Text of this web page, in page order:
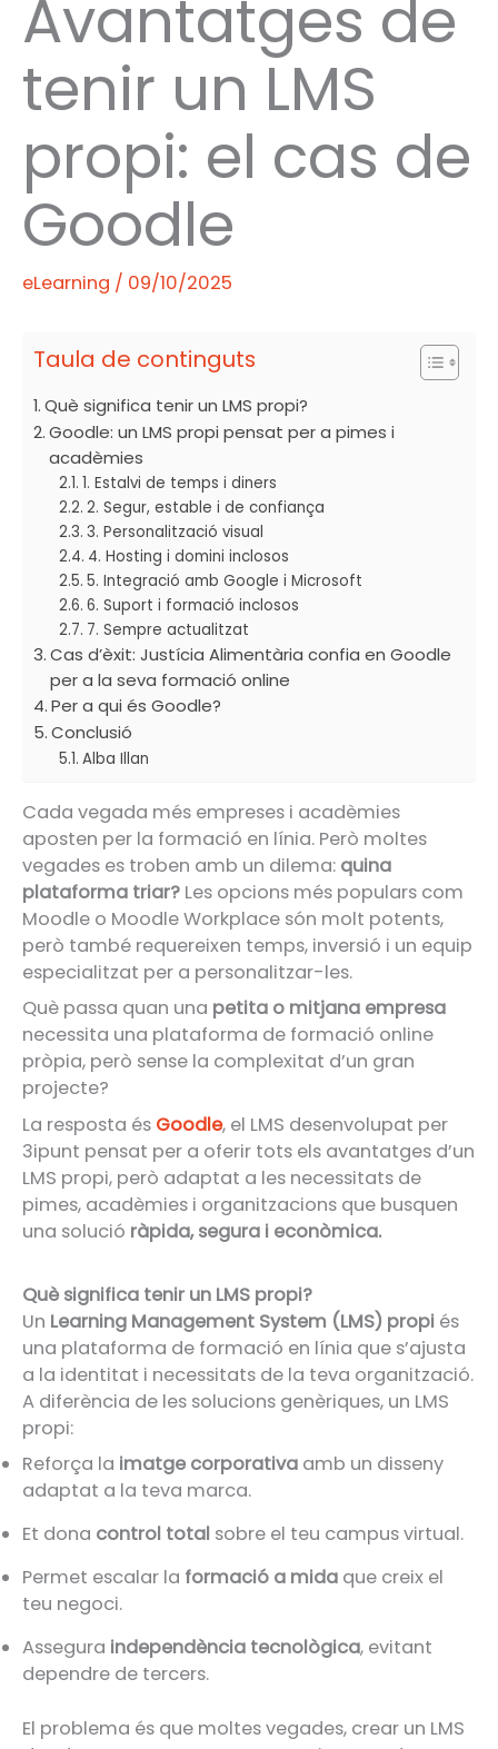
Avantatges de
tenir un LMS
propi: el cas de
Goodle
eLearning / 09/10/2025
Taula de continguts
Què significa tenir un LMS propi?
Goodle: un LMS propi pensat per a pimes i
acadèmies
1. Estalvi de temps i diners
2. Segur, estable i de confiança
3. Personalització visual
4. Hosting i domini inclosos
5. Integració amb Google i Microsoft
6. Suport i formació inclosos
7. Sempre actualitzat
Cas d’èxit: Justícia Alimentària confia en Goodle
per a la seva formació online
Per a qui és Goodle?
Conclusió
Alba Illan
Cada vegada més empreses i acadèmies
aposten per la formació en línia. Però moltes
vegades es troben amb un dilema: quina
plataforma triar? Les opcions més populars com
Moodle o Moodle Workplace són molt potents,
però també requereixen temps, inversió i un equip
especialitzat per a personalitzar-les.
Què passa quan una petita o mitjana empresa
necessita una plataforma de formació online
pròpia, però sense la complexitat d’un gran
projecte?
La resposta és Goodle, el LMS desenvolupat per
3ipunt pensat per a oferir tots els avantatges d’un
LMS propi, però adaptat a les necessitats de
pimes, acadèmies i organitzacions que busquen
una solució ràpida, segura i econòmica.
Què significa tenir un LMS propi?
Un Learning Management System (LMS) propi és
una plataforma de formació en línia que s’ajusta
a la identitat i necessitats de la teva organització.
A diferència de les solucions genèriques, un LMS
propi:
Reforça la imatge corporativa amb un disseny
adaptat a la teva marca.
Et dona control total sobre el teu campus virtual.
Permet escalar la formació a mida que creix el
teu negoci.
Assegura independència tecnològica, evitant
dependre de tercers.
El problema és que moltes vegades, crear un LMS